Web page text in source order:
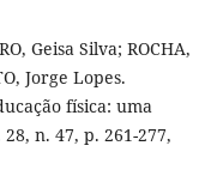
Geisa Silva; ROCHA,
Jorge Lopes.
física: uma
n. 47, p. 261-277,